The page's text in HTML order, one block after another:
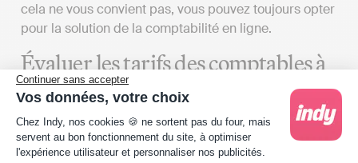
Continuer sans accepter
Vos données, votre choix
Plateforme de Gestion du Consentement :
Chez Indy, nos cookies 🍪 ne sortent pas du four, mais
servent au bon fonctionnement du site, à optimiser
l'expérience utilisateur et personnaliser nos publicités.
cela ne vous convient pas, vous pouvez toujours opter
pour la solution de la comptabilité en ligne.
Évaluer les tarifs des comptables à
Saint-Florent-des-Bois
Pour obtenir un devis d’expert-comptable qui
correspond à vos besoins à Saint-Florent-des-Bois,